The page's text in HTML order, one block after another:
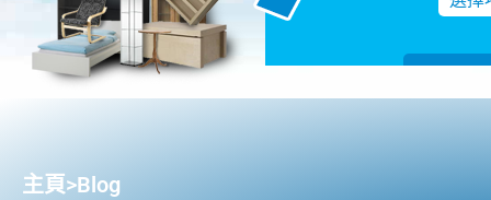
主頁>Blog